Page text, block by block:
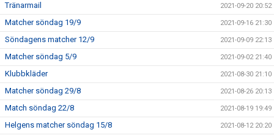
Tränarmail 2021-09-20 20:52
Matcher söndag 19/9 2021-09-16 21:30
Söndagens matcher 12/9 2021-09-09 22:13
Matcher söndag 5/9 2021-09-02 21:40
Klubbkläder 2021-08-30 21:10
Matcher söndag 29/8 2021-08-26 20:13
Match söndag 22/8 2021-08-19 19:49
Helgens matcher söndag 15/8 2021-08-12 20:20